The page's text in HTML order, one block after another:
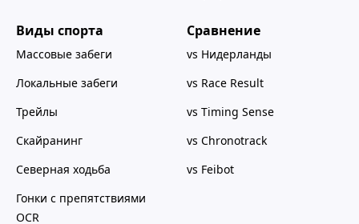
Виды спорта
Массовые забеги
Локальные забеги
Трейлы
Скайранинг
Северная ходьба
Гонки с препятствиями
OCR
Сравнение
vs Нидерланды
vs Race Result
vs Timing Sense
vs Chronotrack
vs Feibot